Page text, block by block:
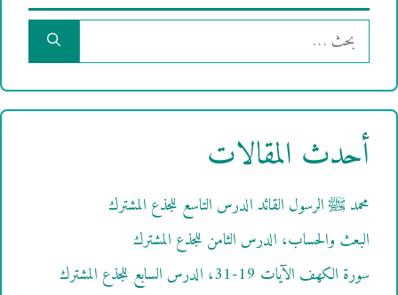
البحث
عن:
أحدث المقالات
محمد ﷺ الرسول القائد الدرس التاسع للجذع المشترك
البعث والحساب، الدرس الثامن للجذع المشترك
سورة الكهف الآيات 19-31، الدرس السابع للجذع المشترك